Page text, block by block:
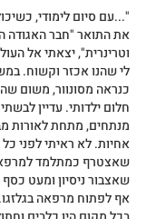
"...עם סיום לימודי,
את התואר "חבר האגודה
וטרינרית", יצאתי אל
לי שהנו אכזר וקשוח.
כנראה מסונוור, משום
חלום ילדותי. עדיין
מנתחים, מתחת לאורות
אחיות. לא ראיתי לפני
שאצטרף כמתלמד
שאצבור ניסיון ומעט
אף לפתוח מרפאה